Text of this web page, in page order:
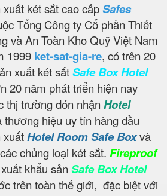
két sắt cao cấpSafes
Tổng Công ty Cổ phần Thiết
và An Toàn Kho Quỹ Việt Nam
1999 ket-sat-gia-re, có trên 20
xuất két sắtSafe Box Hotel
20 năm phát triển hiện nay
thị trường đón nhận Hotel
thương hiệu uy tín hàng đầu
xuấtHotel Room Safe Boxvà
chủng loại két sắt. Fireproof
khẩu sản Safe Box Hotel
trên toàn thế giới, đặc biệt với